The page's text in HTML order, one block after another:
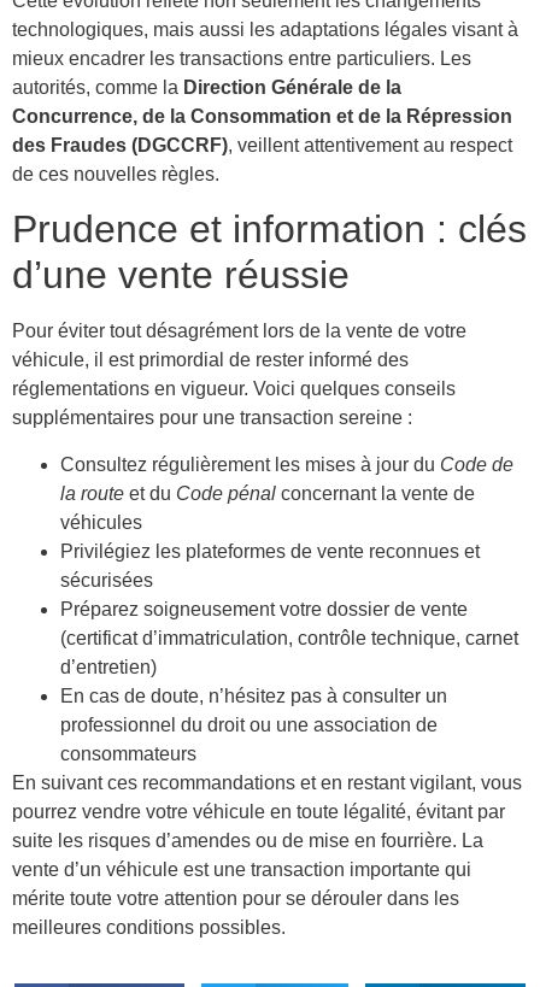
technologiques, mais aussi les adaptations légales visant à
mieux encadrer les transactions entre particuliers. Les
autorités, comme la Direction Générale de la
Concurrence, de la Consommation et de la Répression
des Fraudes (DGCCRF), veillent attentivement au respect
de ces nouvelles règles.
Prudence et information : clés
d’une vente réussie
Pour éviter tout désagrément lors de la vente de votre
véhicule, il est primordial de rester informé des
réglementations en vigueur. Voici quelques conseils
supplémentaires pour une transaction sereine :
Consultez régulièrement les mises à jour du Code de
la route et du Code pénal concernant la vente de
véhicules
Privilégiez les plateformes de vente reconnues et
sécurisées
Préparez soigneusement votre dossier de vente
(certificat d’immatriculation, contrôle technique, carnet
d’entretien)
En cas de doute, n’hésitez pas à consulter un
professionnel du droit ou une association de
consommateurs
En suivant ces recommandations et en restant vigilant, vous
pourrez vendre votre véhicule en toute légalité, évitant par
suite les risques d’amendes ou de mise en fourrière. La
vente d’un véhicule est une transaction importante qui
mérite toute votre attention pour se dérouler dans les
meilleures conditions possibles.